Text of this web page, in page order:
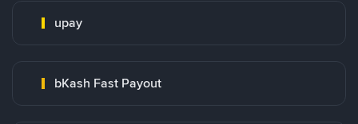
upay
bKash Fast Payout